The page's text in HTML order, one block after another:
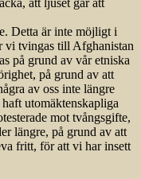
Detta är inte möjligt i
vi tvingas till Afghanistan
på grund av vår etniska
på grund av att
av oss inte längre
utomäktenskapliga
mot tvångsgifte,
längre, på grund av att
fritt, för att vi har insett